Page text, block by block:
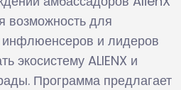
возможность для
инфлюенсеров и лидеров
экосистему ALIENX и
Программа предлагает